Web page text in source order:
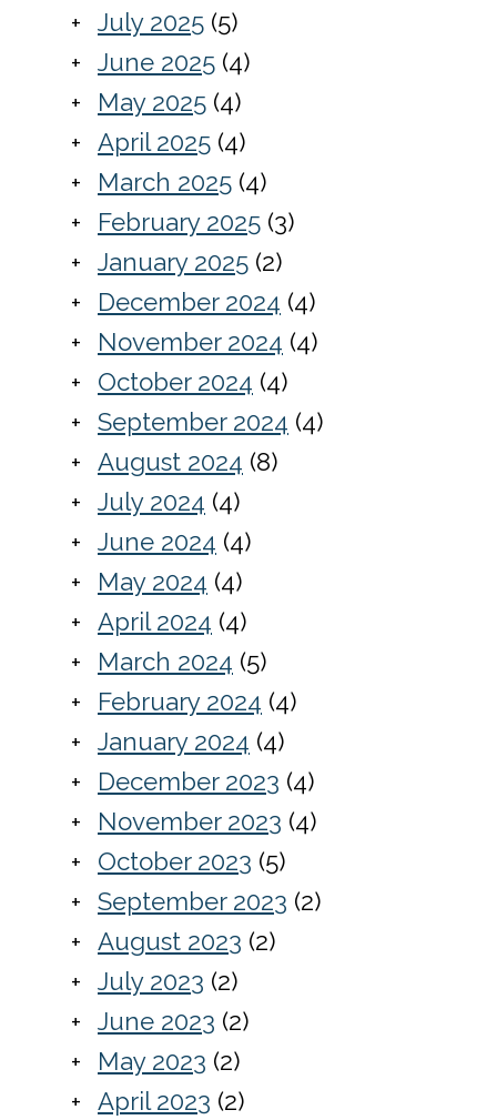
July 2025 (5)
June 2025 (4)
May 2025 (4)
April 2025 (4)
March 2025 (4)
February 2025 (3)
January 2025 (2)
December 2024 (4)
November 2024 (4)
October 2024 (4)
September 2024 (4)
August 2024 (8)
July 2024 (4)
June 2024 (4)
May 2024 (4)
April 2024 (4)
March 2024 (5)
February 2024 (4)
January 2024 (4)
December 2023 (4)
November 2023 (4)
October 2023 (5)
September 2023 (2)
August 2023 (2)
July 2023 (2)
June 2023 (2)
May 2023 (2)
April 2023 (2)